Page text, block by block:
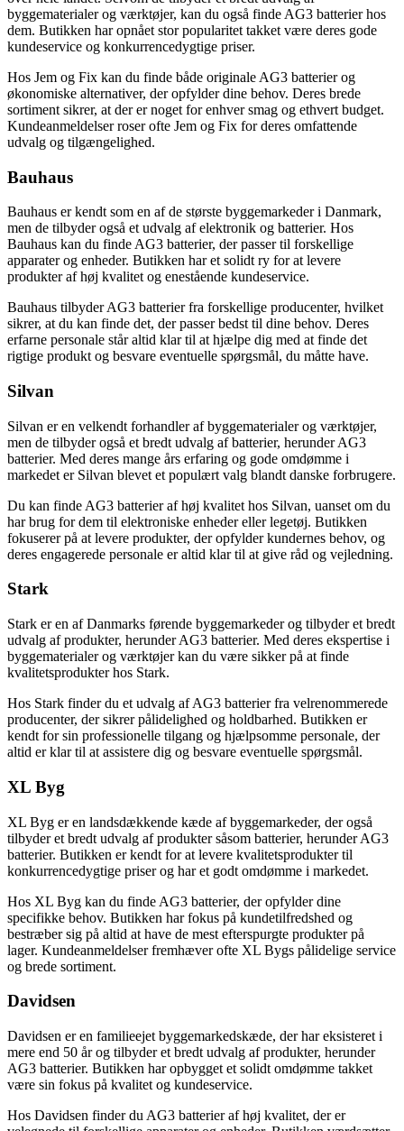
byggematerialer og værktøjer, kan du også finde AG3 batterier hos
dem. Butikken har opnået stor popularitet takket være deres gode
kundeservice og konkurrencedygtige priser.
Hos Jem og Fix kan du finde både originale AG3 batterier og
økonomiske alternativer, der opfylder dine behov. Deres brede
sortiment sikrer, at der er noget for enhver smag og ethvert budget.
Kundeanmeldelser roser ofte Jem og Fix for deres omfattende
udvalg og tilgængelighed.
Bauhaus
Bauhaus er kendt som en af de største byggemarkeder i Danmark,
men de tilbyder også et udvalg af elektronik og batterier. Hos
Bauhaus kan du finde AG3 batterier, der passer til forskellige
apparater og enheder. Butikken har et solidt ry for at levere
produkter af høj kvalitet og enestående kundeservice.
Bauhaus tilbyder AG3 batterier fra forskellige producenter, hvilket
sikrer, at du kan finde det, der passer bedst til dine behov. Deres
erfarne personale står altid klar til at hjælpe dig med at finde det
rigtige produkt og besvare eventuelle spørgsmål, du måtte have.
Silvan
Silvan er en velkendt forhandler af byggematerialer og værktøjer,
men de tilbyder også et bredt udvalg af batterier, herunder AG3
batterier. Med deres mange års erfaring og gode omdømme i
markedet er Silvan blevet et populært valg blandt danske forbrugere.
Du kan finde AG3 batterier af høj kvalitet hos Silvan, uanset om du
har brug for dem til elektroniske enheder eller legetøj. Butikken
fokuserer på at levere produkter, der opfylder kundernes behov, og
deres engagerede personale er altid klar til at give råd og vejledning.
Stark
Stark er en af Danmarks førende byggemarkeder og tilbyder et bredt
udvalg af produkter, herunder AG3 batterier. Med deres ekspertise i
byggematerialer og værktøjer kan du være sikker på at finde
kvalitetsprodukter hos Stark.
Hos Stark finder du et udvalg af AG3 batterier fra velrenommerede
producenter, der sikrer pålidelighed og holdbarhed. Butikken er
kendt for sin professionelle tilgang og hjælpsomme personale, der
altid er klar til at assistere dig og besvare eventuelle spørgsmål.
XL Byg
XL Byg er en landsdækkende kæde af byggemarkeder, der også
tilbyder et bredt udvalg af produkter såsom batterier, herunder AG3
batterier. Butikken er kendt for at levere kvalitetsprodukter til
konkurrencedygtige priser og har et godt omdømme i markedet.
Hos XL Byg kan du finde AG3 batterier, der opfylder dine
specifikke behov. Butikken har fokus på kundetilfredshed og
bestræber sig på altid at have de mest efterspurgte produkter på
lager. Kundeanmeldelser fremhæver ofte XL Bygs pålidelige service
og brede sortiment.
Davidsen
Davidsen er en familieejet byggemarkedskæde, der har eksisteret i
mere end 50 år og tilbyder et bredt udvalg af produkter, herunder
AG3 batterier. Butikken har opbygget et solidt omdømme takket
være sin fokus på kvalitet og kundeservice.
Hos Davidsen finder du AG3 batterier af høj kvalitet, der er